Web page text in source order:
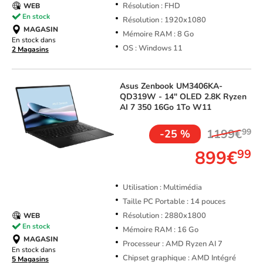
Résolution : FHD
Résolution : 1920x1080
Mémoire RAM : 8 Go
OS : Windows 11
WEB
En stock
MAGASIN
En stock dans
2 Magasins
Asus Zenbook UM3406KA-
QD319W - 14" OLED 2.8K Ryzen
AI 7 350 16Go 1To W11
-25 % 1199€99
899€99
Utilisation : Multimédia
Taille PC Portable : 14 pouces
Résolution : 2880x1800
Mémoire RAM : 16 Go
Processeur : AMD Ryzen AI 7
Chipset graphique : AMD Intégré
WEB
En stock
MAGASIN
En stock dans
5 Magasins